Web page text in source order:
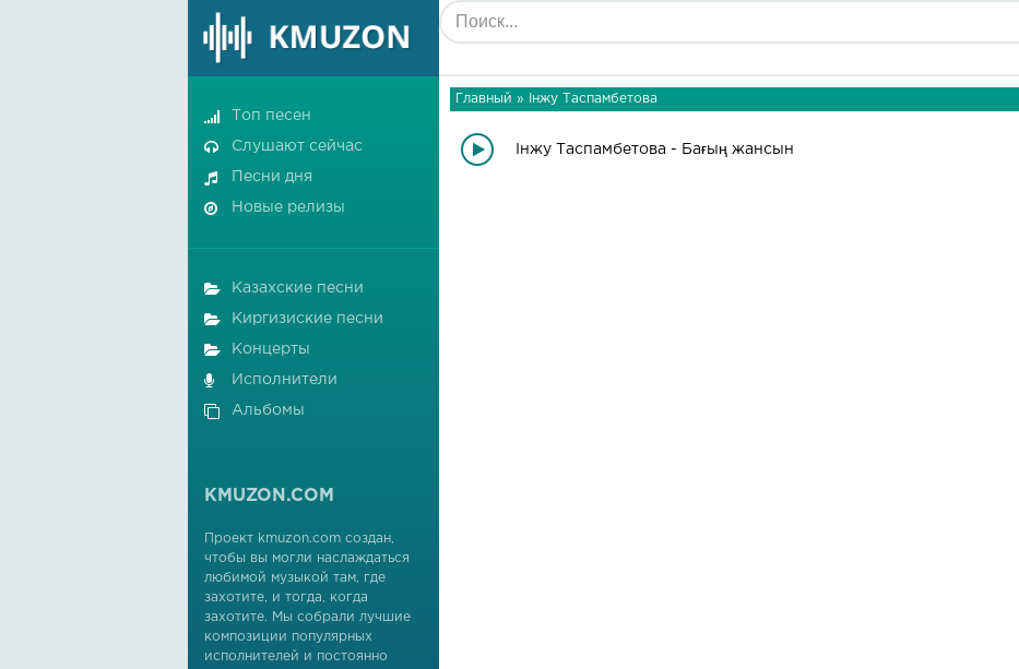
Главный » Інжу Таспамбетова
Інжу Таспамбетова - Бағың жансын
Топ песен
Слушают сейчас
Песни дня
Новые релизы
Казахские песни
Киргизиские песни
Концерты
Исполнители
Альбомы
KMUZON.COM
Проект kmuzon.com создан,
чтобы вы могли наслаждаться
любимой музыкой там, где
захотите, и тогда, когда
захотите. Мы собрали лучшие
композиции популярных
исполнителей и постоянно